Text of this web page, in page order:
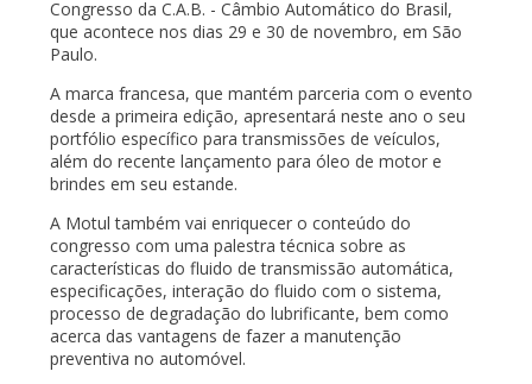
Congresso da C.A.B. - Câmbio Automático do Brasil,
que acontece nos dias 29 e 30 de novembro, em São
Paulo.
A marca francesa, que mantém parceria com o evento
desde a primeira edição, apresentará neste ano o seu
portfólio específico para transmissões de veículos,
além do recente lançamento para óleo de motor e
brindes em seu estande.
A Motul também vai enriquecer o conteúdo do
congresso com uma palestra técnica sobre as
características do fluido de transmissão automática,
especificações, interação do fluido com o sistema,
processo de degradação do lubrificante, bem como
acerca das vantagens de fazer a manutenção
preventiva no automóvel.